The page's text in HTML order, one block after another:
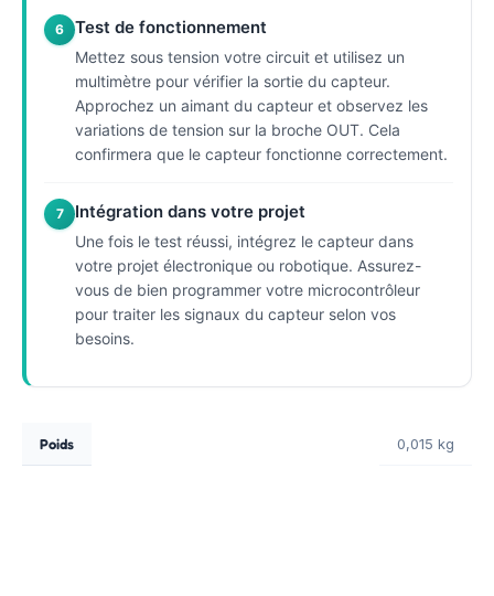
6 Test de fonctionnement
Mettez sous tension votre circuit et utilisez un
multimètre pour vérifier la sortie du capteur.
Approchez un aimant du capteur et observez les
variations de tension sur la broche OUT. Cela
confirmera que le capteur fonctionne correctement.
7 Intégration dans votre projet
Une fois le test réussi, intégrez le capteur dans
votre projet électronique ou robotique. Assurez-
vous de bien programmer votre microcontrôleur
pour traiter les signaux du capteur selon vos
besoins.
Poids 0,015 kg